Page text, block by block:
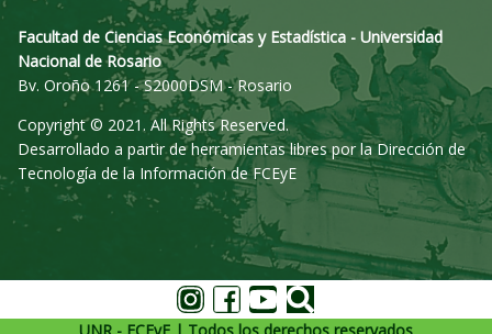
Facultad de Ciencias Económicas y Estadística - Universidad
Nacional de Rosario
Bv. Oroño 1261 - S2000DSM - Rosario
Copyright © 2021. All Rights Reserved.
Desarrollado a partir de herramientas libres por la Dirección de
Tecnología de la Información de FCEyE